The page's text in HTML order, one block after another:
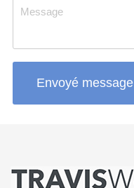
Envoyé message